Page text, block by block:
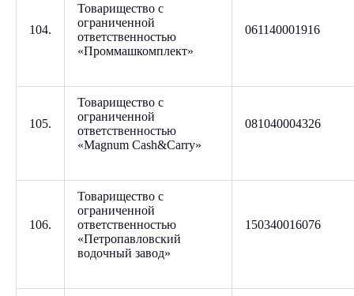
104.
Товарищество с
ограниченной
ответственностью
«Проммашкомплект»
061140001916
105.
Товарищество с
ограниченной
ответственностью
«Magnum Cash&Carry»
081040004326
106.
Товарищество с
ограниченной
ответственностью
«Петропавловский
водочный завод»
150340016076